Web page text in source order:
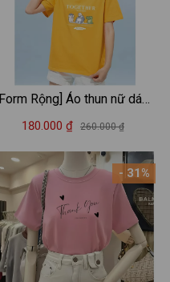
[Form Rộng] Áo thun nữ dáng
rộng -Áo phông form rộng in
180.000 ₫ 260.000 ₫
- 31%